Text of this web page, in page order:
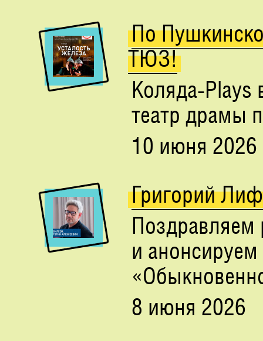
По
ТЮЗ!
Коляда-
театр драмы
10 июня 2026
Григорий
и
8 июня 2026